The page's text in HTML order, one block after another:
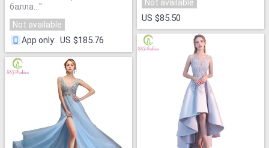
балла..."
Not available
App only: US $185.76
Not available
US $85.50